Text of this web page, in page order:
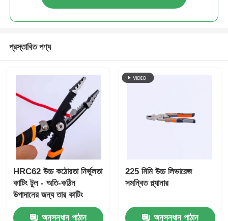
প্রস্তাবিত পণ্য
HRC62 উচ্চ কঠোরতা নির্ভুলতা
কাটিং টুল - অতি-কঠিন
উপাদানের জন্য তার কাটিং
স্ট্রিপার ও কম্বিনেশন প্লায়ার
অনুসন্ধান পাঠান
225 মিমি উচ্চ লিভারেজ
সমন্বিত প্ল্যানার
অনুসন্ধান পাঠান